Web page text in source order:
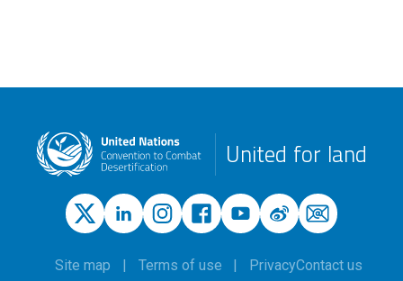
United for land
Site map Terms of use PrivacyContact us